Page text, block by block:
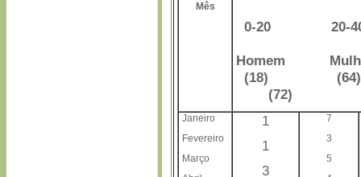
Mês
0-20
Homem
(18)
(72)
Janeiro
Fevereiro
Março
1
1
3
7
3
5